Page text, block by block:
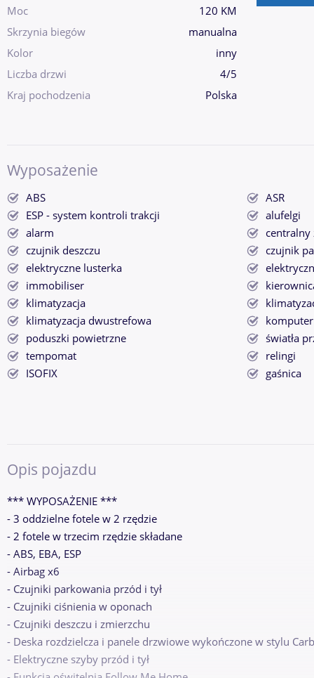
Moc
120 KM
Skrzynia biegów
manualna
Kolor
inny
Liczba drzwi
4/5
Kraj pochodzenia
Polska
Wyposażenie
ABS
ASR
ESP - system kontroli trakcji
alufelgi
alarm
centralny
czujnik deszczu
czujnik
elektryczne lusterka
immobiliser
klimatyzacja
klimatyzacja dwustrefowa
komputer
poduszki powietrzne
światła
tempomat
relingi
ISOFIX
gaśnica
Opis pojazdu
*** WYPOSAŻENIE ***
- 3 oddzielne fotele w 2 rzędzie
- 2 fotele w trzecim rzędzie składane
- ABS, EBA, ESP
- Airbag x6
- Czujniki parkowania przód i tył
- Czujniki ciśnienia w oponach
- Czujniki deszczu i zmierzchu
- Deska rozdzielcza i panele drzwiowe wykończone w stylu
- Elektryczne szyby przód i tył